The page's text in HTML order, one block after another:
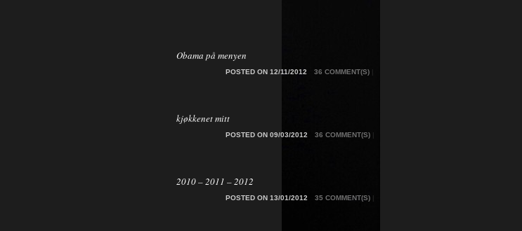
Obama på menyen
36 COMMENT(S)
POSTED ON 12/11/2012
kjøkkenet mitt
36 COMMENT(S) |
POSTED ON 09/03/2012
2010 – 2011 – 2012
35 COMMENT(S) |
POSTED ON 13/01/2012